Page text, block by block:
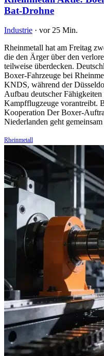
Bat-Drohne
Industrie · vor 25 Min.
Rheinmetall hat am Freitag
die den Ärger über den
teilweise überdecken.
Boxer-Fahrzeuge bei
KNDS, während der
Aufbau deutscher
Kampfflugzeuge vorantreibt.
Kooperation Der Boxer-
Niederlanden geht
Rheinmetall